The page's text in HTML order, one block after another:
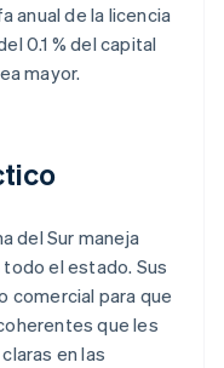
anual de la licencia
0.1 % del capital
mayor.
del Sur maneja
el estado. Sus
comercial para que
que les
en las